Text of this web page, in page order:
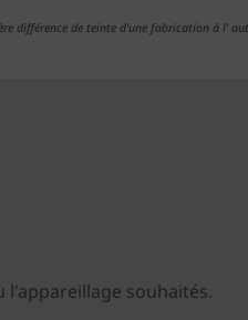
différence de teinte d'une fabrication à l'
l'appareillage souhaités.